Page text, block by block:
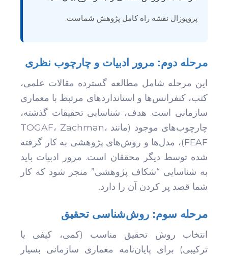
پروپوزال نقشه راه کامل پژوهش شماست.
مرحله دوم: مرور ادبیات و چارچوب نظری
این مرحله شامل مطالعه گسترده مقالات علمی،
کتب، کنفرانس‌ها و استانداردهای مرتبط با معماری
سازمانی است. هدف، شناسایی تحقیقات گذشته،
چارچوب‌های موجود (مانند TOGAF، Zachman،
FEAF)، مدل‌ها و روش‌های پژوهشی به کار گرفته
شده توسط دیگر محققان است. مرور ادبیات باید
به شناسایی “شکاف پژوهشی” منجر شود که کار
شما قصد پر کردن آن را دارد.
مرحله سوم: روش‌شناسی تحقیق
انتخاب روش تحقیق مناسب (کمی، کیفی یا
ترکیبی) برای پایان‌نامه معماری سازمانی بسیار